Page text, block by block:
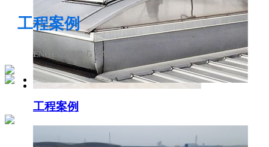
电动采光排烟天窗
工程案例
工程案例
ENGINEERING CASE